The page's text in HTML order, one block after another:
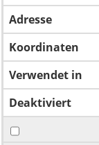
Adresse
Koordinaten
Verwendet in
Deaktiviert